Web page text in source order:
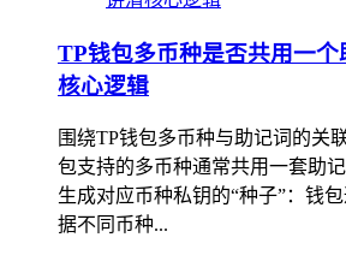
TP钱包多币种是否共用一
核心逻辑
围绕TP钱包多币种与助记词的关
包支持的多币种通常共用一套助
生成对应币种私钥的“种子”：钱
据不同币种...